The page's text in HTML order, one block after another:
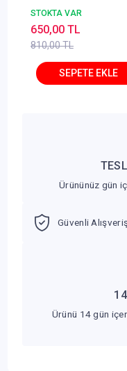
Anlatımı Oktay
STOKTA VAR
810,00 TL
650,00 TL
Ürününüz gün
Güvenli
Ürünü 14 gün